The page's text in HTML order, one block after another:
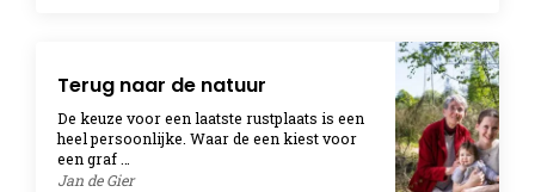
Terug naar de natuur
De keuze voor een laatste rustplaats is een
heel persoonlijke. Waar de een kiest voor
een graf …
Jan de Gier